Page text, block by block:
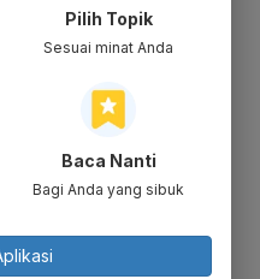
Pilih Topik
Sesuai minat Anda
Baca Nanti
Bagi Anda yang sibuk